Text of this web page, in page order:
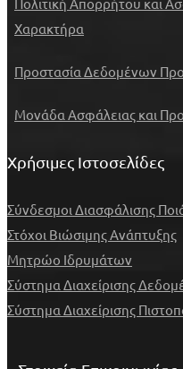
Χαρακτήρα
Προστασία Δεδομένων
Μονάδα Ασφάλειας και
Χρήσιμες Ιστοσελίδες
Σύνδεσμοι Διασφάλισης
Στόχοι Βιώσιμης Ανάπτυξης
Μητρώο Ιδρυμάτων
Σύστημα Διαχείρισης
Σύστημα Διαχείρισης